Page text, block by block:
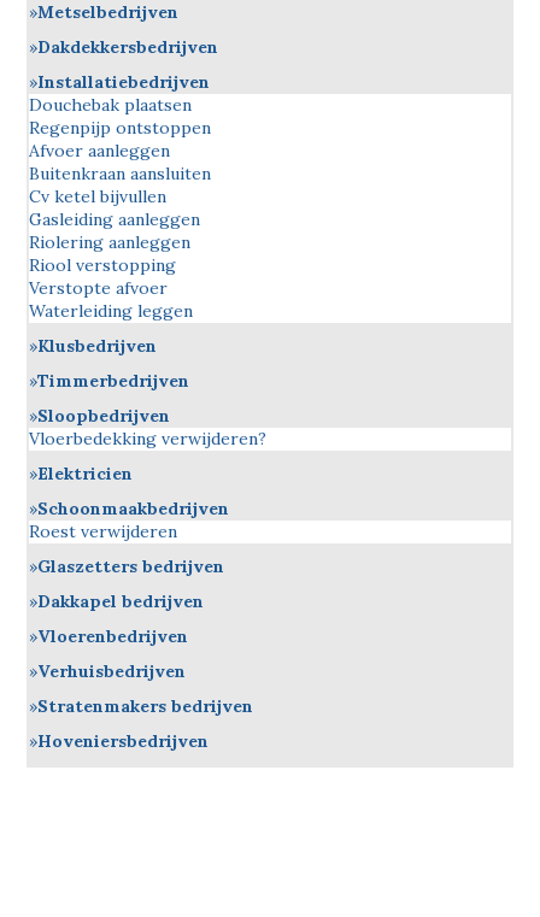
Metselbedrijven
Dakdekkersbedrijven
Installatiebedrijven
Douchebak plaatsen
Regenpijp ontstoppen
Afvoer aanleggen
Buitenkraan aansluiten
Cv ketel bijvullen
Gasleiding aanleggen
Riolering aanleggen
Riool verstopping
Verstopte afvoer
Waterleiding leggen
Klusbedrijven
Timmerbedrijven
Sloopbedrijven
Vloerbedekking verwijderen?
Elektricien
Schoonmaakbedrijven
Roest verwijderen
Glaszetters bedrijven
Dakkapel bedrijven
Vloerenbedrijven
Verhuisbedrijven
Stratenmakers bedrijven
Hoveniersbedrijven